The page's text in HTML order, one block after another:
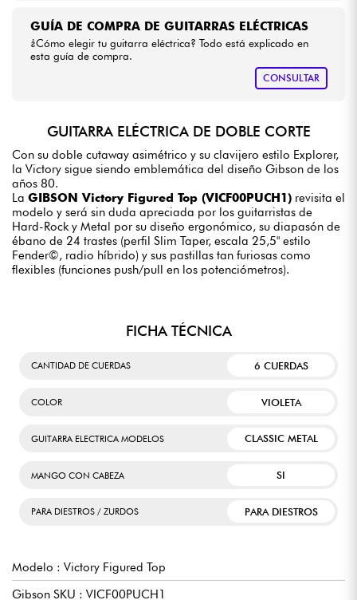
GUÍA DE COMPRA DE GUITARRAS ELÉCTRICAS
¿Cómo elegir tu guitarra eléctrica? Todo está explicado en
esta guía de compra.
CONSULTAR
GUITARRA ELÉCTRICA DE DOBLE CORTE
Con su doble cutaway asimétrico y su clavijero estilo Explorer,
la Victory sigue siendo emblemática del diseño Gibson de los
años 80.
La GIBSON Victory Figured Top (VICF00PUCH1) revisita el
modelo y será sin duda apreciada por los guitarristas de
Hard-Rock y Metal por su diseño ergonómico, su diapasón de
ébano de 24 trastes (perfil Slim Taper, escala 25,5" estilo
Fender©, radio híbrido) y sus pastillas tan furiosas como
flexibles (funciones push/pull en los potenciómetros).
FICHA TÉCNICA
CANTIDAD DE CUERDAS 6 CUERDAS
COLOR VIOLETA
GUITARRA ELECTRICA MODELOS CLASSIC METAL
MANGO CON CABEZA SI
PARA DIESTROS / ZURDOS PARA DIESTROS
Modelo : Victory Figured Top
Gibson SKU : VICF00PUCH1